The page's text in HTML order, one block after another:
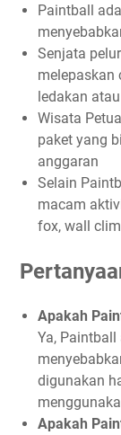
Paintball
Senjata
melepaskan
ledakan
Wisata
paket yang
anggaran
Selain
macam
fox, wall
Apakah
Ya,
digunakan
Apakah